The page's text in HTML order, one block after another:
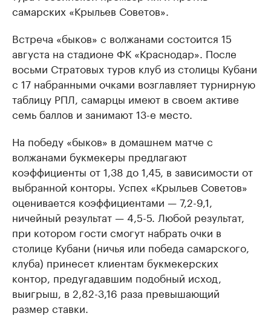
самарских «Крыльев Советов».
Встреча «быков» с волжанами состоится 15
августа на стадионе ФК «Краснодар». После
восьми Стратовых туров клуб из столицы Кубани
с 17 набранными очками возглавляет турнирную
таблицу РПЛ, самарцы имеют в своем активе
семь баллов и занимают 13-е место.
На победу «быков» в домашнем матче с
волжанами букмекеры предлагают
коэффициенты от 1,38 до 1,45, в зависимости от
выбранной конторы. Успех «Крыльев Советов»
оценивается коэффициентами — 7,2-9,1,
ничейный результат — 4,5-5. Любой результат,
при котором гости смогут набрать очки в
столице Кубани (ничья или победа самарского,
клуба) принесет клиентам букмекерских
контор, предугадавшим подобный исход,
выигрыш, в 2,82-3,16 раза превышающий
размер ставки.